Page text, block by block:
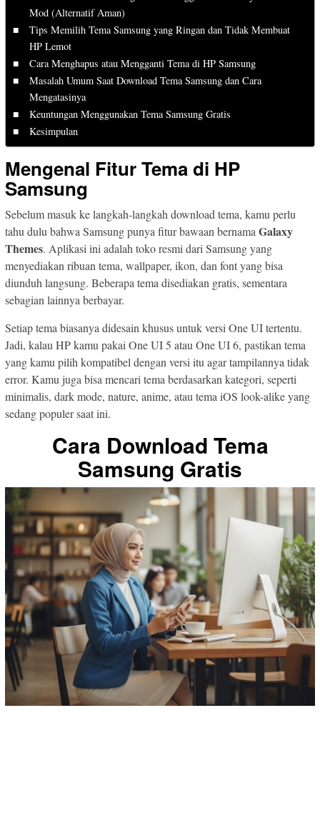
Mod (Alternatif Aman)
Tips Memilih Tema Samsung yang Ringan dan Tidak Membuat
HP Lemot
Cara Menghapus atau Mengganti Tema di HP Samsung
Masalah Umum Saat Download Tema Samsung dan Cara
Mengatasinya
Keuntungan Menggunakan Tema Samsung Gratis
Kesimpulan
Mengenal Fitur Tema di HP
Samsung
Sebelum masuk ke langkah-langkah download tema, kamu perlu
tahu dulu bahwa Samsung punya fitur bawaan bernama Galaxy
Themes. Aplikasi ini adalah toko resmi dari Samsung yang
menyediakan ribuan tema, wallpaper, ikon, dan font yang bisa
diunduh langsung. Beberapa tema disediakan gratis, sementara
sebagian lainnya berbayar.
Setiap tema biasanya didesain khusus untuk versi One UI tertentu.
Jadi, kalau HP kamu pakai One UI 5 atau One UI 6, pastikan tema
yang kamu pilih kompatibel dengan versi itu agar tampilannya tidak
error. Kamu juga bisa mencari tema berdasarkan kategori, seperti
minimalis, dark mode, nature, anime, atau tema iOS look-alike yang
sedang populer saat ini.
Cara Download Tema
Samsung Gratis